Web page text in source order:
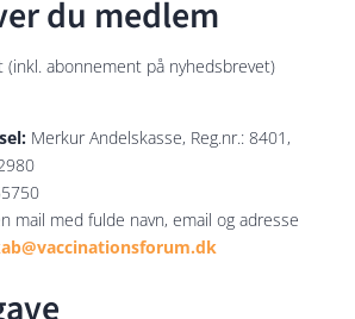
du medlem
(inkl. abonnement på nyhedsbrevet)
Merkur Andelskasse, Reg.nr.: 8401,
mail med fulde navn, email og adresse